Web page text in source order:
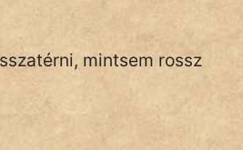
mintsem rossz